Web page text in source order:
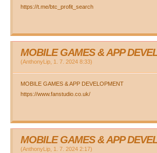
https://t.me/btc_profit_search
MOBILE GAMES & APP
(AnthonyLip 1. 7. 2024 8:33)
MOBILE GAMES & APP DEVELOPMENT
https://www.fanstudio.co.uk/
MOBILE GAMES & APP
(AnthonyLip 1. 7. 2024 2:17)